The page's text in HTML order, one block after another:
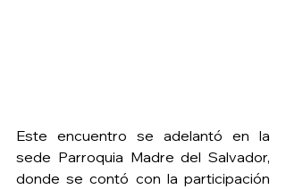
Este encuentro se adelantó en la
sede Parroquia Madre del Salvador,
donde se contó con la participación